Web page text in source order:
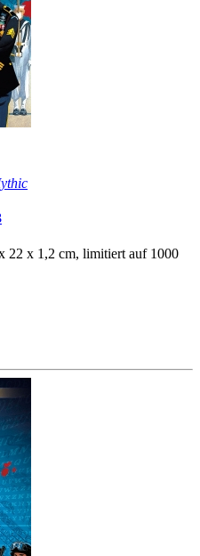
22 x 1,2 cm, limitiert auf 1000